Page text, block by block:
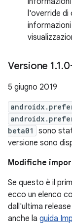
l'override di
Versione 1.1.
5 giugno 2019
beta01
sono
versione sono
Modifiche
Se questo è il
ecco un elenco
dall'ultima
anche la guida